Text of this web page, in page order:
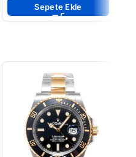
4130 ETA
Sepete Ekle